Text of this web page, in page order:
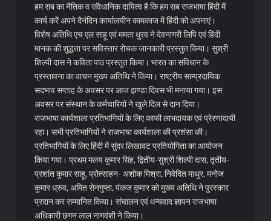
हम सब का नैतिक व संवैधानिक दायित्व है कि हम सब राजभाषा हिंदी में
कार्य करें अपने दैनंदिन कार्यालयीन कामकाज में हिंदी को अपनाएं।
विशेष अतिथि एच एल साहू एवं ममता धु्रव ने देवनागरी लिपि एवं हिंदी
मानक की शुद्धता पर सविस्तार रोचक जानकारी प्रस्तुत किया। सुश्री
शिल्पी दास ने कविता पाठ प्रस्तुत किया। भारत का संविधान के
प्रस्तावना का वाचन मुख्य अतिथि ने किया। राष्ट्रीय साम्प्रदायिक
सदभाव सप्ताह के अवसर पर आज झण्डा दिवस भी मनाया गया। इस
अवसर पर संस्थान के कर्मचारियों ने खुले दिल से दान दिया।
राजभाषा कार्यशाला प्रतिभागियों के लिए काफी लाभदायक एवं प्रेरणादायी
रहा। सभी प्रतिभागियों ने राजभाषा कार्यशाला की प्रशंसा की।
प्रतिभागियों के लिए हिंदी में सुंदर लिखावट प्रतियोगिता का आयोजन
किया गया। प्रथम मलय कुमार सिंह, द्वितीय-सुश्री शिल्पी दास, तृतीय-
प्रशांत कुमार साहू, प्रोत्साहन- अशोक मिश्रा, निवेदित माथुर, मनोज
कुमार ध्रुव, अमित सेनगुप्ता, पंकज कुमार को मुख्य अतिथि ने पुरस्कार
प्रदान कर सम्मानित किया। संचालन एवं धन्यवाद ज्ञापन राजभाषा
अधिकारी छगन लाल नागवंशी ने किया।